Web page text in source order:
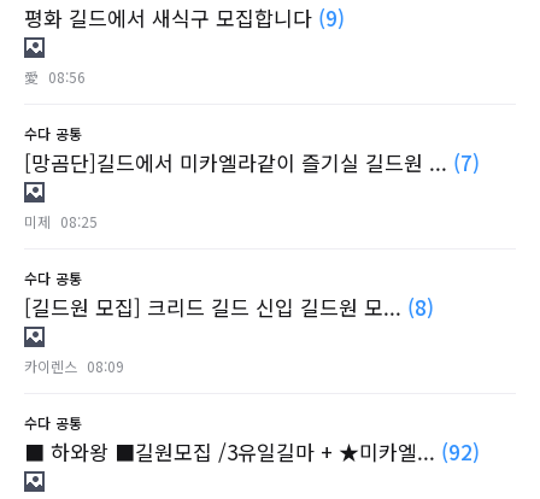
평화 길드에서 새식구 모집합니다 (9)
愛 08:56
수다 공통
[망곰단]길드에서 미카엘라같이 즐기실 길드원 ... (7)
미제 08:25
수다 공통
[길드원 모집] 크리드 길드 신입 길드원 모... (8)
카이렌스 08:09
수다 공통
■ 하와왕 ■길원모집 /3유일길마 + ★미카엘... (92)